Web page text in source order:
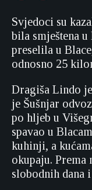
Svjedoci su
bila smještena
preselila u
odnosno 25
Dragiša Lindo
je Šušnjar
po hljeb u
spavao u
kuhinji, a
okupaju.
slobodnih dana